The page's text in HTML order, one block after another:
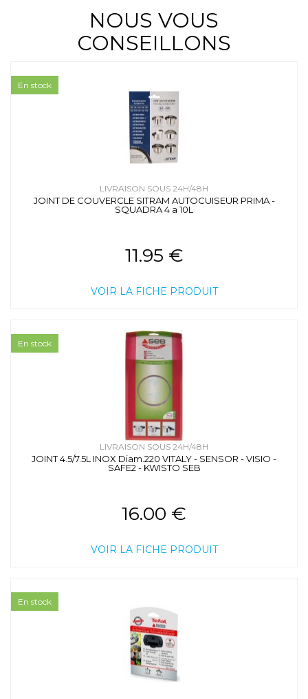
NOUS VOUS
CONSEILLONS
LIVRAISON SOUS 24H/48H
JOINT DE COUVERCLE SITRAM AUTOCUISEUR PRIMA -
SQUADRA 4 a 10L
11.95 €
VOIR LA FICHE PRODUIT
En stock
LIVRAISON SOUS 24H/48H
JOINT 4.5/7.5L INOX Diam.220 VITALY - SENSOR - VISIO -
SAFE2 - KWISTO SEB
16.00 €
VOIR LA FICHE PRODUIT
En stock
En stock